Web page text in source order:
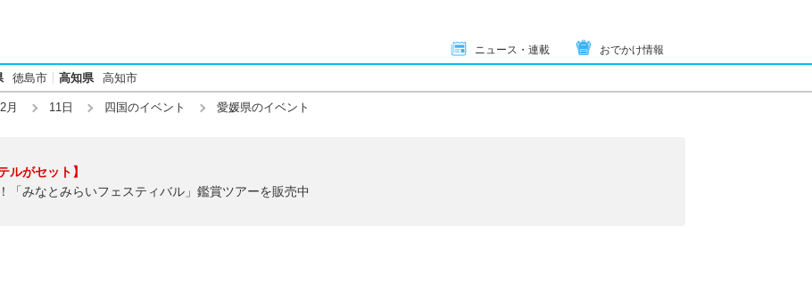
ニュース・連載 おでかけ情報
徳島市 高知県 高知市
月 11日 四国のイベント 愛媛県のイベント
ルがセット】
「みなとみらいフェスティバル」鑑賞ツアーを販売中